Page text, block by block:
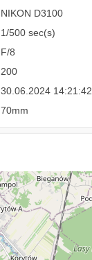
NIKON D3100
1/500 sec(s)
F/8
200
30.06.2024 14:21:42
70mm